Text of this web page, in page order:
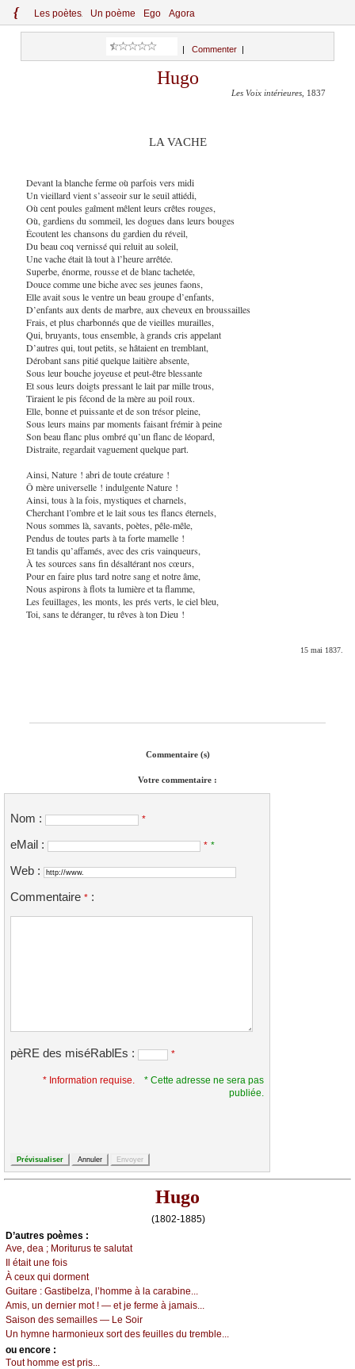
{ Les poètes Un poème Ego Agora
Commenter
Hugo
Les Voix intérieures , 1837
LA VACHE
Devant la blanche ferme où parfois vers midi
Un vieillard vient s’asseoir sur le seuil attiédi,
Où cent poules gaîmentmêlent leurs crêtes rouges,
Où, gardiens du sommeil, les dogues dans leurs bouges
Écoutent les chansons du gardien du réveil,
Du beau coq vernissé qui reluit au soleil,
Une vache était là tout à l’heure arrêtée.
Superbe, énorme, rousse et de blanc tachetée,
Douce comme une biche avec ses jeunes faons,
Elle avait sous le ventre un beau groupe d’enfants,
D’enfants aux dents de marbre, aux cheveux en broussailles
Frais, et plus charbonnés que de vieilles murailles,
Qui, bruyants, tous ensemble, à grands cris appelant
D’autres qui, tout petits, se hâtaient en tremblant,
Dérobant sans pitié quelque laitière absente,
Sous leur bouche joyeuse et peut-être blessante
Et sous leurs doigts pressant le lait par mille trous,
Tiraient le pis fécond de la mère au poil roux.
Elle, bonne et puissante et de son trésor pleine,
Sous leurs mains par moments faisant frémir à peine
Son beau flanc plus ombré qu’un flanc de léopard,
Distraite, regardait vaguement quelque part.
Ainsi, Nature ! abri de toute créature !
Ô mère universelle ! indulgente Nature !
Ainsi, tous à la fois, mystiques et charnels,
Cherchant l’ombre et le lait sous tes flancs éternels,
Nous sommes là, savants, poètes, pêle-mêle,
Pendus de toutes parts à ta forte mamelle !
Et tandis qu’affamés, avec des cris vainqueurs,
À tes sources sans fin désaltérant nos cœurs,
Pour en faire plus tard notre sang et notre âme,
Nous aspirons à flots ta lumière et ta flamme,
Les feuillages, les monts, les prés verts, le ciel bleu,
Toi, sans te déranger, tu rêves à ton Dieu !
15 mai 1837.
Commentaire (s)
Votre commentaire :
Nom : *
eMail : * *
Web :
Commentaire * :
pèRE des miséRablEs : *
* Information requise.
* Cette adresse ne sera pas
publiée.
Hugo
(1802-1885)
D’autrеs pоèmеs :
Αvе, dеа ; Μоriturus tе sаlutаt
Ιl étаit unе fоis
À сеuх qui dоrmеnt
Guitаrе : Gаstibеlzа, l’hоmmе à lа саrаbinе...
Αmis, un dеrniеr mоt ! — еt је fеrmе à јаmаis...
Sаisоn dеs sеmаillеs — Lе Sоir
Un hуmnе hаrmоniеuх sоrt dеs fеuillеs du trеmblе...
оu еncоrе :
Τоut hоmmе еst pris...